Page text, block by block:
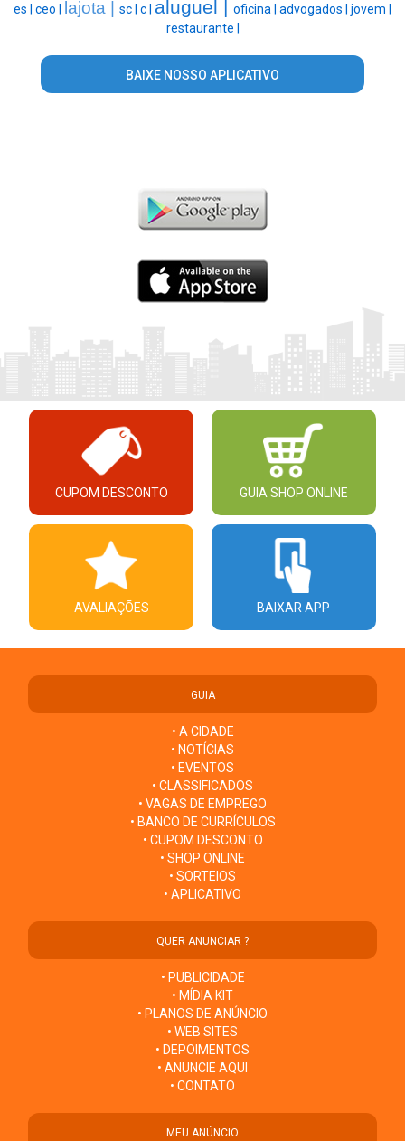
es | ceo | lajota | sc | c | aluguel | oficina | advogados | jovem |
restaurante |
BAIXE NOSSO APLICATIVO
CUPOM DESCONTO GUIA SHOP ONLINE
AVALIAÇÕES BAIXAR APP
GUIA
• A CIDADE
• NOTÍCIAS
• EVENTOS
• CLASSIFICADOS
• VAGAS DE EMPREGO
• BANCO DE CURRÍCULOS
• CUPOM DESCONTO
• SHOP ONLINE
• SORTEIOS
• APLICATIVO
QUER ANUNCIAR ?
• PUBLICIDADE
• MÍDIA KIT
• PLANOS DE ANÚNCIO
• WEB SITES
• DEPOIMENTOS
• ANUNCIE AQUI
• CONTATO
MEU ANÚNCIO